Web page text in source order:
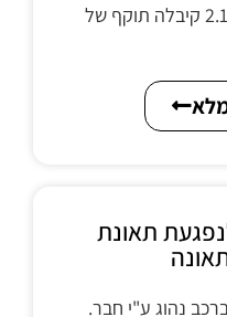
ההצעה התקבלה וביום 2.11.25 קיבלה תוקף של
לנפגעת תאונת
ברכב נהוג ע"י חבר.